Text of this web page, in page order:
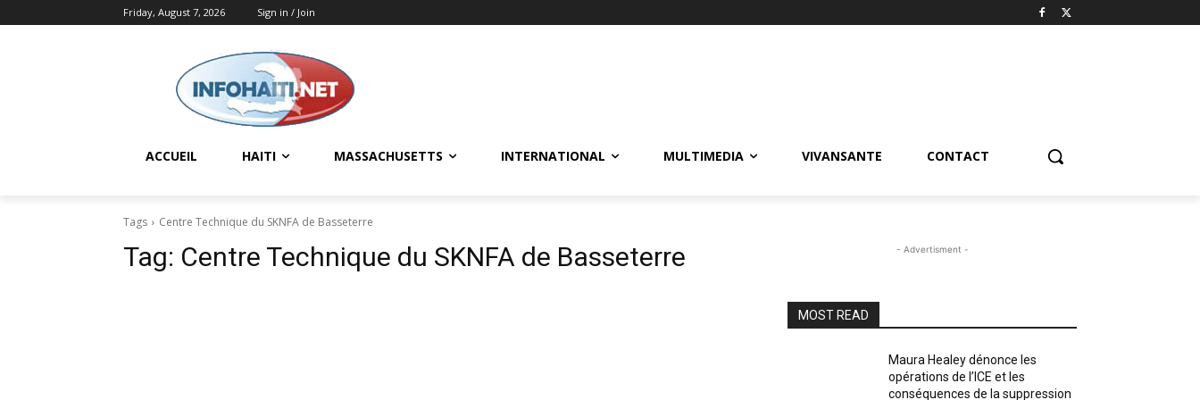
Friday, August 7, 2026 Sign in / Join
ACCUEIL HAITI MASSACHUSETTS INTERNATIONAL MULTIMEDIA VIVANSANTE CONTACT
Tags Centre Technique du SKNFA de Basseterre
Tag: Centre Technique du SKNFA de Basseterre - Advertisment -
MOST READ
Maura Healey dénonce les
opérations de l’ICE et les
conséquences de la suppression